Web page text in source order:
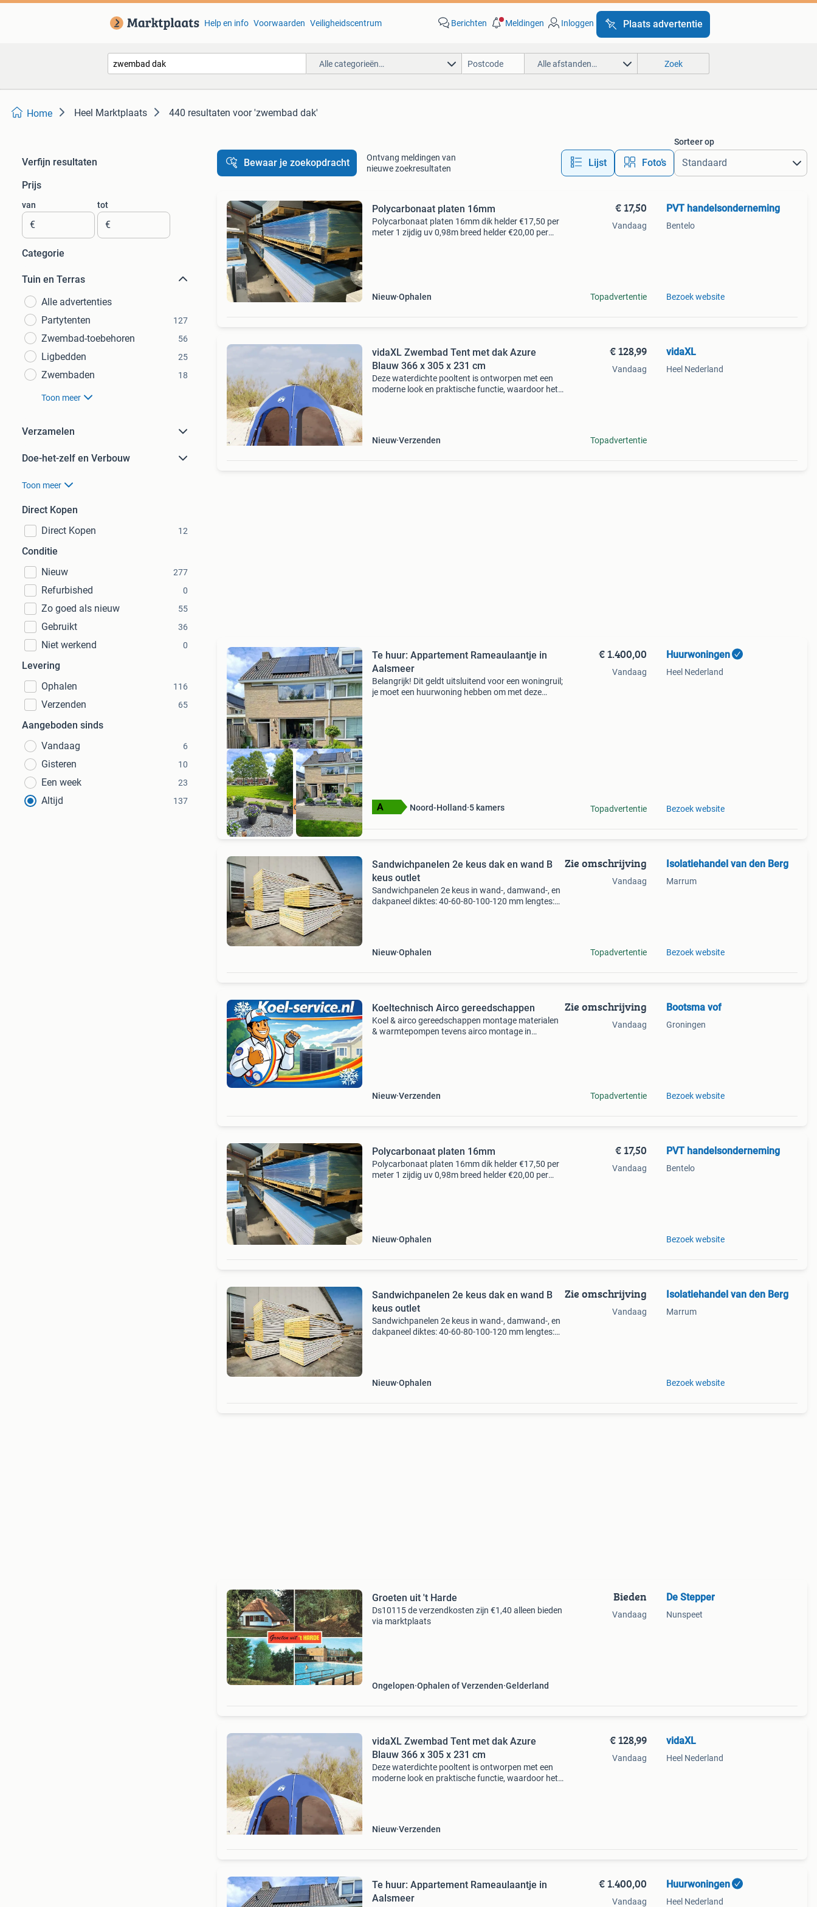
Help en info Voorwaarden Veiligheidscentrum Berichten Meldingen Inloggen Plaats advertentie
Alle categorieën… Alle afstanden… Zoek
Home Heel Marktplaats 440 resultaten voor 'zwembad dak'
Verfijn resultaten
Prijs
van
€
tot
€
Categorie
Tuin en Terras
Alle advertenties
Partytenten
127
Zwembad-toebehoren 56
Ligbedden 25
Zwembaden 18
Toon meer
Verzamelen
Doe-het-zelf en Verbouw
Toon meer
Direct Kopen
Direct Kopen
12
Conditie
Nieuw
277
Refurbished 0
Zo goed als nieuw 55
Gebruikt 36
Niet werkend 0
Levering
Ophalen
116
Verzenden 65
Aangeboden sinds
Vandaag
6
Gisteren 10
Een week 23
Altijd 137
Bewaar je zoekopdracht
Ontvang meldingen van
nieuwe zoekresultaten
Lijst Foto’s
Sorteer op
Polycarbonaat platen 16mm
Polycarbonaat platen 16mm dik helder €17,50 per
meter 1 zijdig uv 0,98m breed helder €20,00 per
Nieuw Ophalen
€ 17,50
Vandaag
Topadvertentie
PVT handelsonderneming
Bentelo
Bezoek website
vidaXL Zwembad Tent met dak Azure
Blauw 366 x 305 x 231 cm
Deze waterdichte pooltent is ontworpen met een
moderne look en praktische functie, waardoor het
Nieuw Verzenden
€ 128,99
Vandaag
Topadvertentie
vidaXL
Heel Nederland
Meer op onze site
Te huur: Appartement Rameaulaantje in
Aalsmeer
Belangrijk! Dit geldt uitsluitend voor een woningruil;
je moet een huurwoning hebben om met deze
Noord-Holland 5 kamers
€ 1.400,00
Vandaag
Topadvertentie
Huurwoningen
Heel Nederland
Bezoek website
Sandwichpanelen 2e keus dak en wand B
keus outlet
Sandwichpanelen 2e keus in wand-, damwand-, en
dakpaneel diktes: 40-60-80-100-120 mm lengtes:
Nieuw Ophalen
Zie omschrijving
Vandaag
Topadvertentie
Isolatiehandel van den Berg
Marrum
Bezoek website
Koeltechnisch Airco gereedschappen
Koel & airco gereedschappen montage materialen
& warmtepompen tevens airco montage in
Nieuw Verzenden
Zie omschrijving
Vandaag
Topadvertentie
Bootsma vof
Groningen
Bezoek website
Polycarbonaat platen 16mm
Polycarbonaat platen 16mm dik helder €17,50 per
meter 1 zijdig uv 0,98m breed helder €20,00 per
Nieuw Ophalen
€ 17,50
Vandaag
PVT handelsonderneming
Bentelo
Bezoek website
Sandwichpanelen 2e keus dak en wand B
keus outlet
Sandwichpanelen 2e keus in wand-, damwand-, en
dakpaneel diktes: 40-60-80-100-120 mm lengtes:
Nieuw Ophalen
Zie omschrijving
Vandaag
Isolatiehandel van den Berg
Marrum
Bezoek website
Groeten uit 't Harde
Ds10115 de verzendkosten zijn €1,40 alleen bieden
via marktplaats
Ongelopen Ophalen of Verzenden Gelderland
Bieden
Vandaag
De Stepper
Nunspeet
vidaXL Zwembad Tent met dak Azure
Blauw 366 x 305 x 231 cm
Deze waterdichte pooltent is ontworpen met een
moderne look en praktische functie, waardoor het
Nieuw Verzenden
€ 128,99
Vandaag
vidaXL
Heel Nederland
Te huur: Appartement Rameaulaantje in
Aalsmeer
€ 1.400,00
Vandaag
Huurwoningen
Heel Nederland